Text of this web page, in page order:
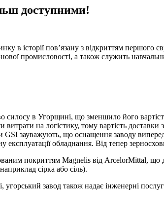
доступними!
в історії пов’язану з відкриттям першого
промисловості, а також служить
силосу в Угорщині, що зменшило його
на логістику, тому вартість доставки
GSI зауважують, що оснащення заводу
обладнання. Від тепер
покриттям Magnelis від ArcelorMittal,
сірка або сіль).
угорський завод також надає інженерні